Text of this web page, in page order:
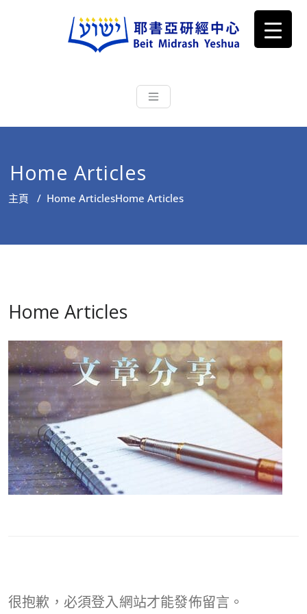
耶書亞研經中心
根源明白聖經，成為更好的門徒
Home Articles
主頁 / Home ArticlesHome Articles
Home Articles
很抱歉，必須登入網站才能發佈留言。